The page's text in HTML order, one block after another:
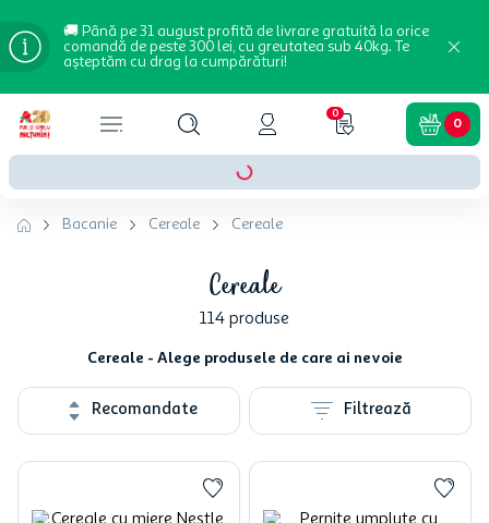
🚚 Până pe 31 august profită de livrare gratuită la orice
comandă de peste 300 lei, cu greutatea sub 40kg. Te
așteptăm cu drag la cumpărături!
0
0
Bacanie Cereale Cereale
Cereale
114 produse
Cereale - Alege produsele de care ai nevoie
Recomandate Filtrează